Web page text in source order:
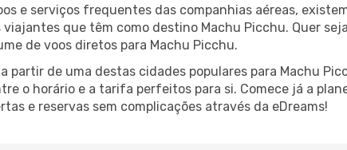
e serviços frequentes das companhias aéreas,
viajantes que têm como destino Machu Picchu. Quer
de voos diretos para Machu Picchu.
partir de uma destas cidades populares para Machu
o horário e a tarifa perfeitos para si. Comece já a
e reservas sem complicações através da eDreams!